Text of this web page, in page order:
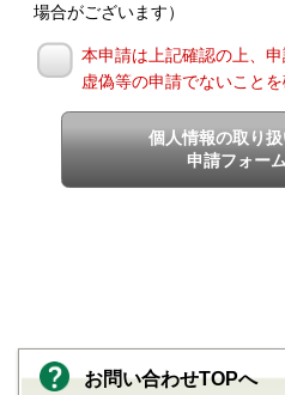
場合がございます）
本申請は上記確認の上、申
虚偽等の申請でないことを
個人情報の取り
申請フォー
お問い合わせTOPへ